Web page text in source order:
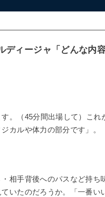
ディージャ「どんな内
。（45分間出場して）これ
カルや体力の部分です」。
相手背後へのパスなど持ち
いたのだろうか。「一番い